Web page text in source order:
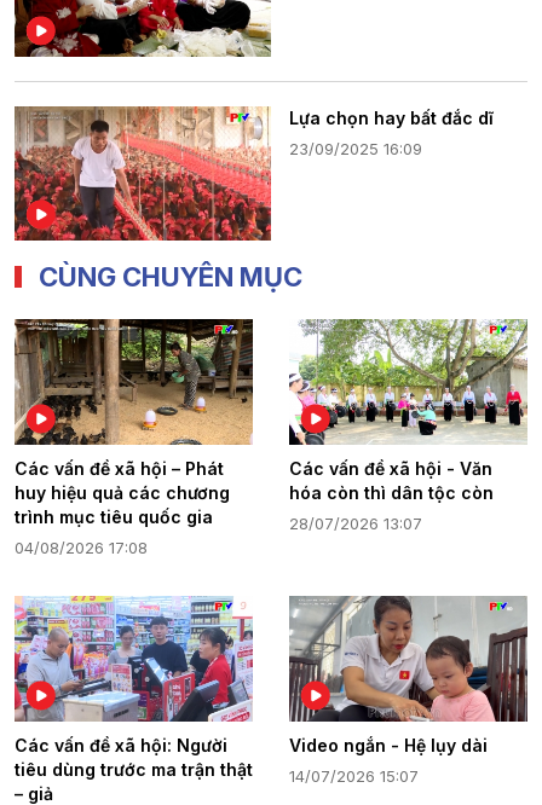
Lựa chọn hay bất đắc dĩ
23/09/2025 16:09
CÙNG CHUYÊN MỤC
Các vấn đề xã hội – Phát
huy hiệu quả các chương
trình mục tiêu quốc gia
04/08/2026 17:08
Các vấn đề xã hội - Văn
hóa còn thì dân tộc còn
28/07/2026 13:07
Các vấn đề xã hội: Người
tiêu dùng trước ma trận thật
– giả
Video ngắn - Hệ lụy dài
14/07/2026 15:07